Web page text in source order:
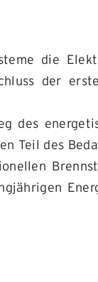
die
der
des
Teil des